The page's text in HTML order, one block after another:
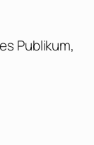
Publikum,